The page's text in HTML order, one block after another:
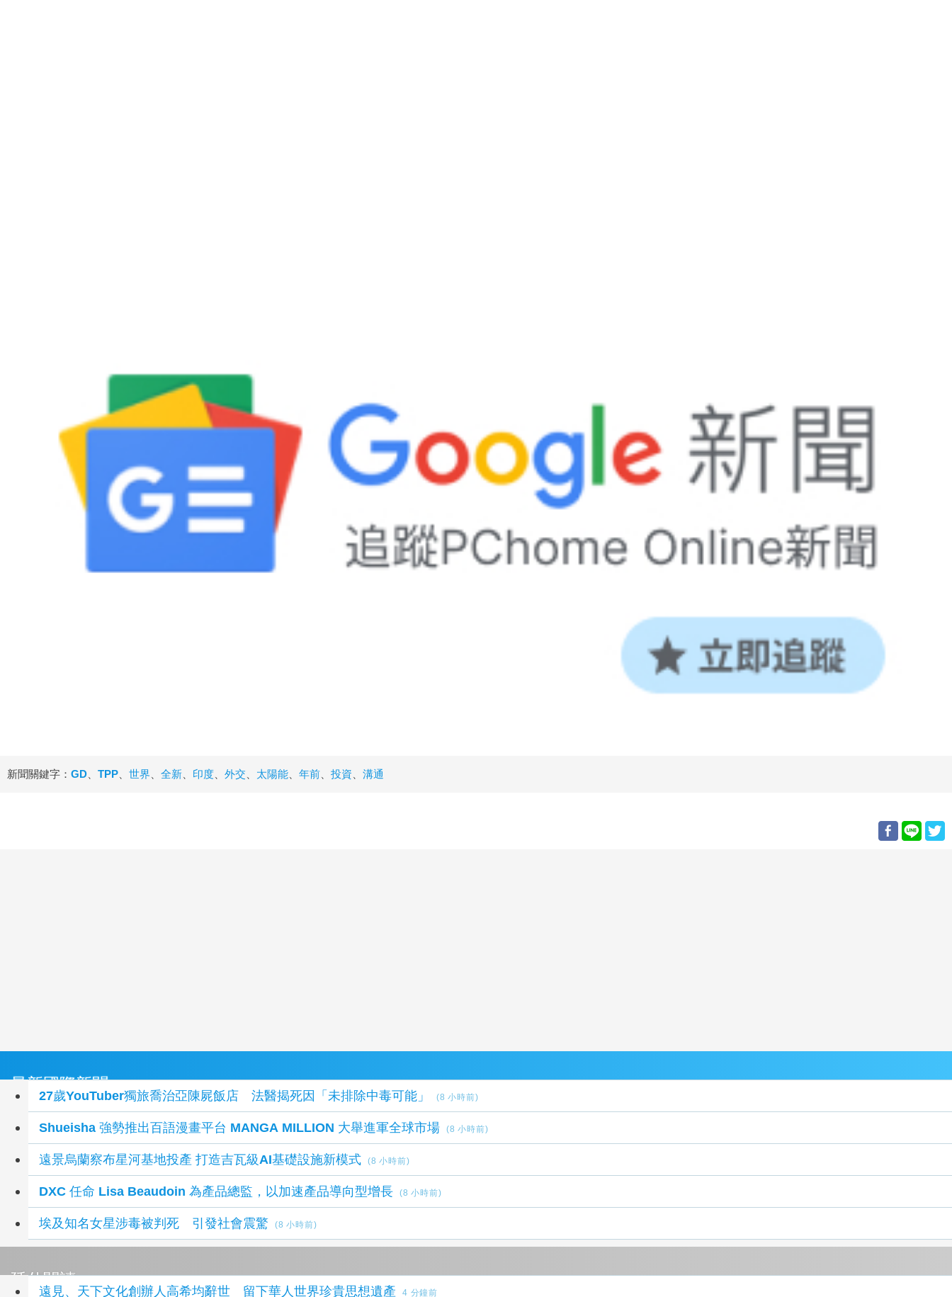
新聞關鍵字： GD、 TPP、 世界、 全新、 印度、 外交、 太陽能、 年前、 投資、 溝通
最新國際新聞
27歲YouTuber獨旅喬治亞陳屍飯店 法醫揭死因「未排除中毒可能」 (8 小時前)
Shueisha 強勢推出百語漫畫平台 MANGA MILLION 大舉進軍全球市場 (8 小時前)
遠景烏蘭察布星河基地投產 打造吉瓦級AI基礎設施新模式 (8 小時前)
DXC 任命 Lisa Beaudoin 為產品總監，以加速產品導向型增長 (8 小時前)
埃及知名女星涉毒被判死 引發社會震驚 (8 小時前)
延伸閱讀
遠見、天下文化創辦人高希均辭世 留下華人世界珍貴思想遺產 4 分鐘前